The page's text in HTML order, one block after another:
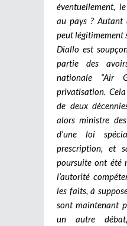
éventuellement,
au pays ? Autant
peut légitimement
Diallo est
partie des
nationale “Air
privatisation.
de deux
alors ministre
d’une loi
prescription, et
poursuite ont été
l’autorité
les faits, à
sont maintenant
un autre